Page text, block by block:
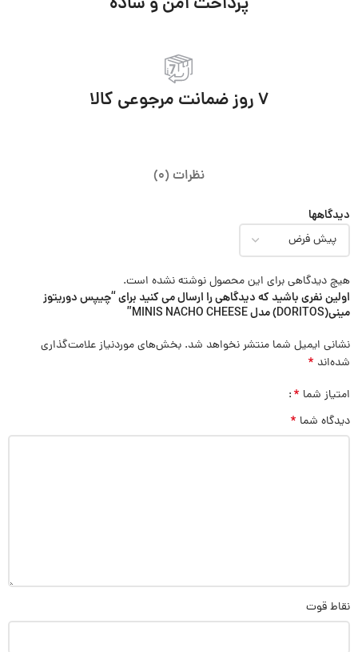
7 روز ضمانت مرجوعی کالا
نظرات (0)
دیدگاهها
هیچ دیدگاهی برای این محصول نوشته نشده است.
اولین نفری باشید که دیدگاهی را ارسال می کنید برای “چیپس دوریتوز
مینی(DORITOS) مدل MINIS NACHO CHEESE”
نشانی ایمیل شما منتشر نخواهد شد. بخش‌های موردنیاز علامت‌گذاری
شده‌اند *
امتیاز شما *
دیدگاه شما *
نقاط قوت